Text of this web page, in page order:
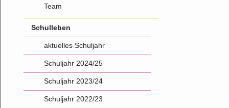
Team
Schulleben
aktuelles Schuljahr
Schuljahr 2024/25
Schuljahr 2023/24
Schuljahr 2022/23